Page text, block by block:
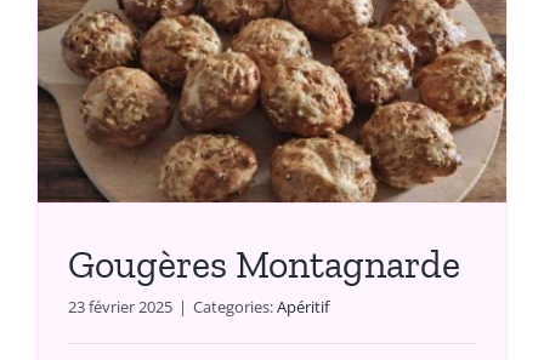
Gougères Montagnarde
23 février 2025 | Categories:Apéritif